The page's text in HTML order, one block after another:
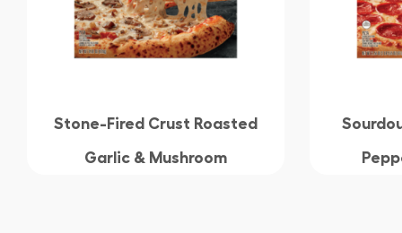
Stone-Fired Crust Roasted
Garlic & Mushroom